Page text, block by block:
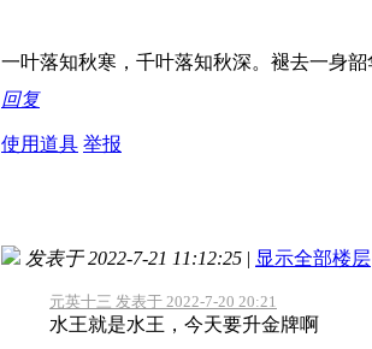
一叶落知秋寒，千叶落知秋深。褪去一身
回复
使用道具 举报
发表于 2022-7-21 11:12:25 | 显示全部楼层
元英十三 发表于 2022-7-20 20:21
水王就是水王，今天要升金牌啊